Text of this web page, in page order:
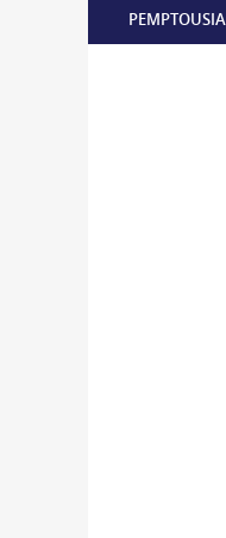
PEMPTOUSIA